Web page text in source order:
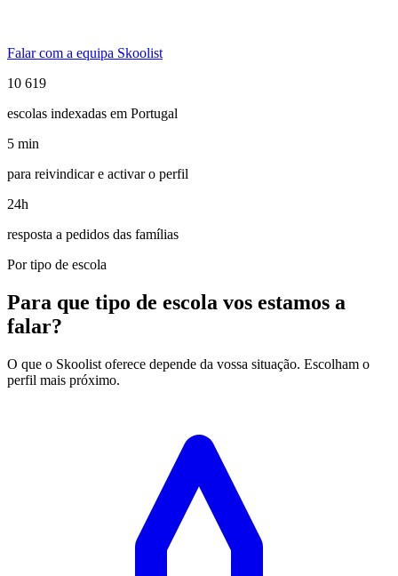
Falar com a equipa Skoolist
10 619
escolas indexadas em Portugal
5 min
para reivindicar e activar o perfil
24h
resposta a pedidos das famílias
Por tipo de escola
Para que tipo de escola vos estamos a
falar?
O que o Skoolist oferece depende da vossa situação. Escolham o
perfil mais próximo.